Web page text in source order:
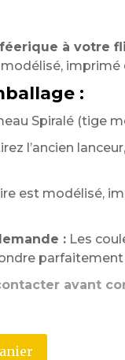
à votre
:
Spiralé (tige
l’ancien
est modélisé,
:Les
avant